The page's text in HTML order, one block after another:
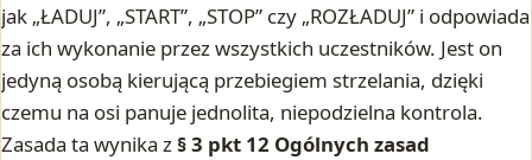
jak „ŁADUJ”, „START”, „STOP” czy „ROZŁADUJ” i odpowiada
za ich wykonanie przez wszystkich uczestników. Jest on
jedyną osobą kierującą przebiegiem strzelania, dzięki
czemu na osi panuje jednolita, niepodzielna kontrola.
Zasada ta wynika z§ 3 pkt 12 Ogólnych zasad